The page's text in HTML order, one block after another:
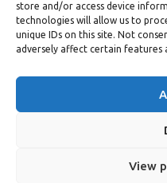
store and/or access device
technologies will allow us to
unique IDs on this site. Not
adversely affect certain features
View
06 42426867
mailinfo@leukvooreenfeest.nl
2026
NL37
Kvk-